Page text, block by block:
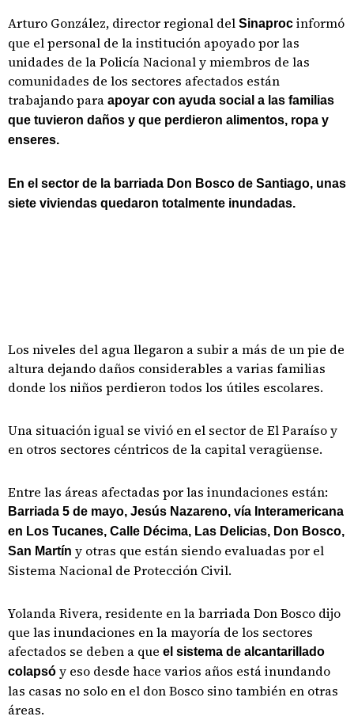
Arturo González, director regional del Sinaproc informó
que el personal de la institución apoyado por las
unidades de la Policía Nacional y miembros de las
comunidades de los sectores afectados están
trabajando para apoyar con ayuda social a las familias
que tuvieron daños y que perdieron alimentos, ropa y
enseres.
En el sector de la barriada Don Bosco de Santiago, unas
siete viviendas quedaron totalmente inundadas.
Los niveles del agua llegaron a subir a más de un pie de
altura dejando daños considerables a varias familias
donde los niños perdieron todos los útiles escolares.
Una situación igual se vivió en el sector de El Paraíso y
en otros sectores céntricos de la capital veragüense.
Entre las áreas afectadas por las inundaciones están:
Barriada 5 de mayo, Jesús Nazareno, vía Interamericana
en Los Tucanes, Calle Décima, Las Delicias, Don Bosco,
San Martín y otras que están siendo evaluadas por el
Sistema Nacional de Protección Civil.
Yolanda Rivera, residente en la barriada Don Bosco dijo
que las inundaciones en la mayoría de los sectores
afectados se deben a que el sistema de alcantarillado
colapsó y eso desde hace varios años está inundando
las casas no solo en el don Bosco sino también en otras
áreas.